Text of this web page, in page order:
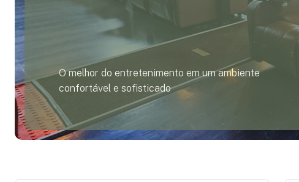
O melhor do entretenimento em um ambiente
confortável e sofisticado